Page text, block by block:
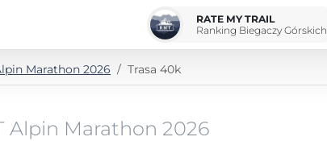
RATE MY TRAIL
Ranking Biegaczy Górskich
Marathon 2026 Trasa 40k
Alpin Marathon 2026